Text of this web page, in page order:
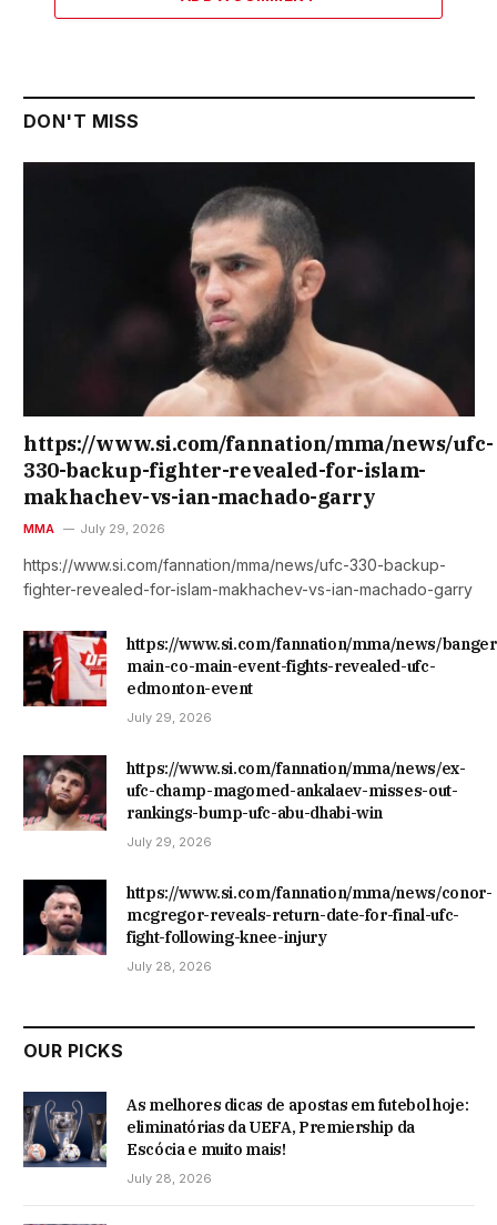
DON'T MISS
https://www.si.com/fannation/mma/news/ufc-
330-backup-fighter-revealed-for-islam-
makhachev-vs-ian-machado-garry
MMA July 29, 2026
https://www.si.com/fannation/mma/news/ufc-330-backup-
fighter-revealed-for-islam-makhachev-vs-ian-machado-garry
https://www.si.com/fannation/mma/news/
main-co-main-event-fights-revealed-ufc-
edmonton-event
July 29, 2026
https://www.si.com/fannation/mma/news/ex-
ufc-champ-magomed-ankalaev-misses-out-
rankings-bump-ufc-abu-dhabi-win
July 29, 2026
https://www.si.com/fannation/mma/news/conor-
mcgregor-reveals-return-date-for-final-ufc-
fight-following-knee-injury
July 28, 2026
OUR PICKS
As melhores dicas de apostas em futebol hoje:
eliminatórias da UEFA, Premiership da
Escócia e muito mais!
July 28, 2026